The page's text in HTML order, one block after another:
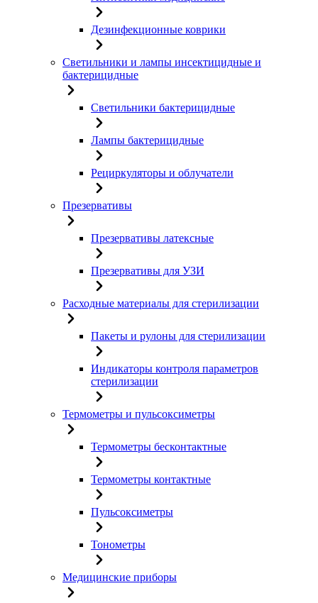
Дезинфекционные коврики
Светильники и лампы инсектицидные и
бактерицидные
Светильники бактерицидные
Лампы бактерицидные
Рециркуляторы и облучатели
Презервативы
Презервативы латексные
Презервативы для УЗИ
Расходные материалы для стерилизации
Пакеты и рулоны для стерилизации
Индикаторы контроля параметров
стерилизации
Термометры и пульсоксиметры
Термометры бесконтактные
Термометры контактные
Пульсоксиметры
Тонометры
Медицинские приборы